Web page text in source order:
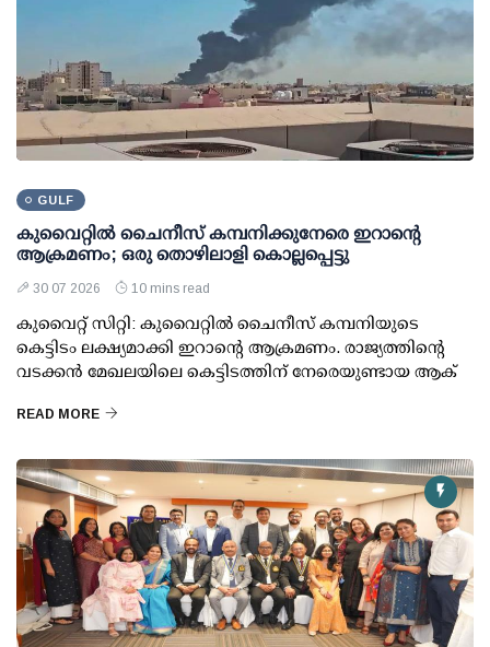
GULF
കുവൈറ്റില്‍ ചൈനീസ് കമ്പനിക്കുനേരെ ഇറാന്റെ
ആക്രമണം; ഒരു തൊഴിലാളി കൊല്ലപ്പെട്ടു
30 07 2026 10 mins read
കുവൈറ്റ് സിറ്റി: കുവൈറ്റില്‍ ചൈനീസ് കമ്പനിയുടെ
കെട്ടിടം ലക്ഷ്യമാക്കി ഇറാന്റെ ആക്രമണം. രാജ്യത്തിന്റെ
വടക്കന്‍ മേഖലയിലെ കെട്ടിടത്തിന് നേരെയുണ്ടായ ആക്
READ MORE